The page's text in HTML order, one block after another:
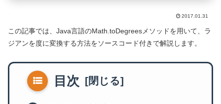
2017.01.31
この記事では、Java言語のMath.toDegreesメソッドを用いて、ラ
ジアンを度に変換する方法をソースコード付きで解説します。
目次